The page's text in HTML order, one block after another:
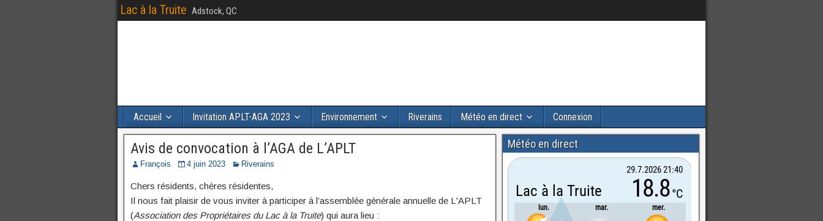
Lac à la Truite Adstock, QC
Accueil Invitation APLT-AGA 2023 Environnement Riverains Météo en direct Connexion
Avis de convocation à l’AGA de L’APLT
François 4 juin 2023 Riverains
Chers résidents, chères résidentes,
Il nous fait plaisir de vous inviter à participer à l’assemblée générale annuelle de L'APLT
(Association des Propriétaires du Lac à la Truite) qui aura lieu :
Météo en direct